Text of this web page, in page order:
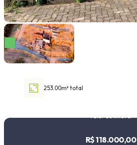
Faixa de valor
253.00m² total
R$ 118.000,00